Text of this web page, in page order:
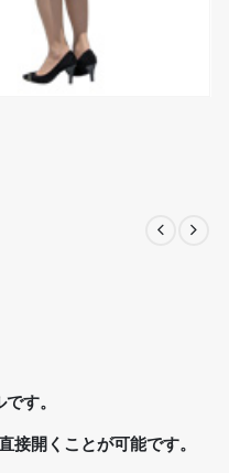
す。
開くことが可能です。